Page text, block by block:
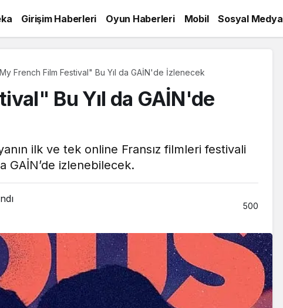
Girişim Haberleri Oyun Haberleri Mobil Sosyal Medya
French Film Festival" Bu Yıl da GAİN'de İzlenecek
Bu Yıl da GAİN'de
ilk ve tek online Fransız filmleri festivali
GAİN’de izlenebilecek.
500